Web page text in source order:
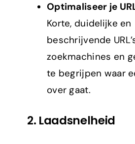
Optimaliseer je
Korte, duidelijke en
beschrijvende
zoekmachines en
te begrijpen waar
over gaat.
2. Laadsnelheid